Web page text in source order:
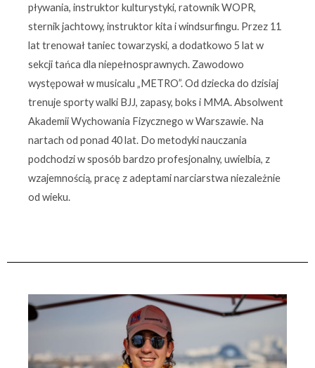
pływania, instruktor kulturystyki, ratownik WOPR,
sternik jachtowy, instruktor kita i windsurfingu. Przez 11
lat trenował taniec towarzyski, a dodatkowo 5 lat w
sekcji tańca dla niepełnosprawnych. Zawodowo
występował w musicalu „METRO”. Od dziecka do dzisiaj
trenuje sporty walki BJJ, zapasy, boks i MMA. Absolwent
Akademii Wychowania Fizycznego w Warszawie. Na
nartach od ponad 40 lat. Do metodyki nauczania
podchodzi w sposób bardzo profesjonalny, uwielbia, z
wzajemnością, pracę z adeptami narciarstwa niezależnie
od wieku.